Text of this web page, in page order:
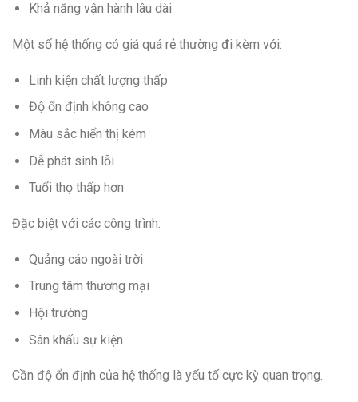
Khả năng vận hành lâu dài
Một số hệ thống có giá quá rẻ thường đi kèm với:
Linh kiện chất lượng thấp
Độ ổn định không cao
Màu sắc hiển thị kém
Dễ phát sinh lỗi
Tuổi thọ thấp hơn
Đặc biệt với các công trình:
Quảng cáo ngoài trời
Trung tâm thương mại
Hội trường
Sân khấu sự kiện
Cần độ ổn định của hệ thống là yếu tố cực kỳ quan trọng.